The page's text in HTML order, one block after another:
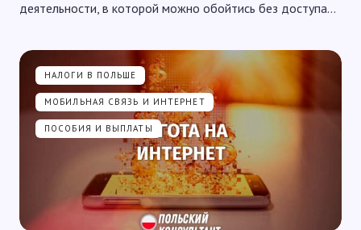
деятельности, в которой можно обойтись без доступа…
НАЛОГИ В ПОЛЬШЕ
МОБИЛЬНАЯ СВЯЗЬ И ИНТЕРНЕТ
ПОСОБИЯ И ВЫПЛАТЫ